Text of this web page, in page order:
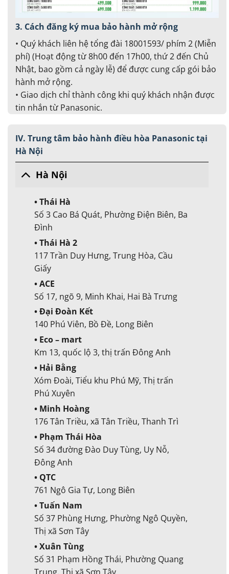
3. Cách đăng ký mua bảo hành mở rộng
• Quý khách liên hệ tổng đài 18001593/ phím 2 (Miễn
phí) (Hoạt động từ 8h00 đến 17h00, thứ 2 đến Chủ
Nhật, bao gồm cả ngày lễ) để được cung cấp gói bảo
hành mở rộng.
• Giao dịch chỉ thành công khi quý khách nhận được
tin nhắn từ Panasonic.
IV. Trung tâm bảo hành điều hòa Panasonic tại
Hà Nội
Hà Nội
• Thái Hà
Số 3 Cao Bá Quát, Phường Điện Biên, Ba
Đình
• Thái Hà 2
117 Trần Duy Hưng, Trung Hòa, Cầu
Giấy
• ACE
Số 17, ngõ 9, Minh Khai, Hai Bà Trưng
• Đại Đoàn Kết
140 Phú Viên, Bồ Đề, Long Biên
• Eco – mart
Km 13, quốc lộ 3, thị trấn Đông Anh
• Hải Bằng
Xóm Đoài, Tiểu khu Phú Mỹ, Thị trấn
Phú Xuyên
• Minh Hoàng
176 Tân Triều, xã Tân Triều, Thanh Trì
• Phạm Thái Hòa
Số 34 đường Đào Duy Tùng, Uy Nỗ,
Đông Anh
• QTC
761 Ngô Gia Tự, Long Biên
• Tuấn Nam
Số 37 Phùng Hưng, Phường Ngô Quyền,
Thị xã Sơn Tây
• Xuân Tùng
Số 31 Phạm Hồng Thái, Phường Quang